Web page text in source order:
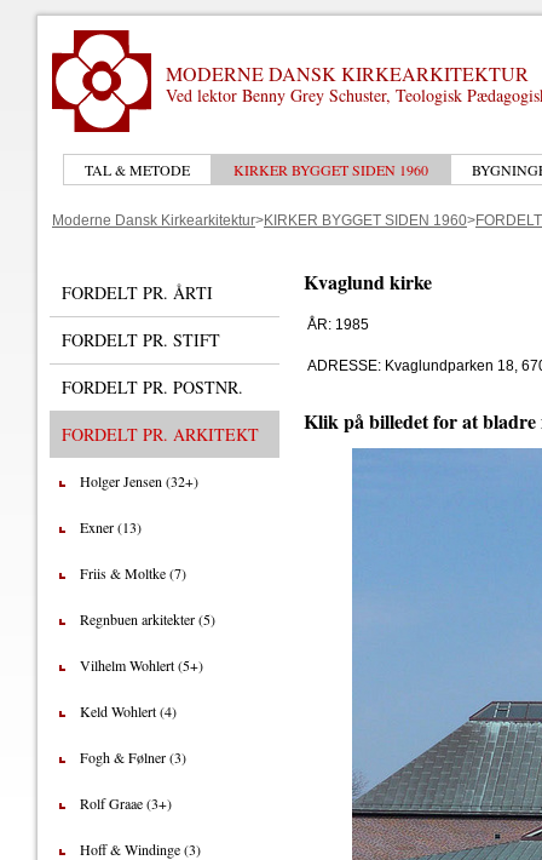
MODERNE DANSK KIRKEARKITEKTUR
Ved lektor Benny Grey Schuster, Teologisk
TAL & METODE KIRKER BYGGET SIDEN 1960
Moderne Dansk Kirkearkitektur>KIRKER BYGGET SIDEN 1960>
FORDELT PR. ÅRTI
FORDELT PR. STIFT
FORDELT PR. POSTNR.
FORDELT PR. ARKITEKT
Holger Jensen (32+)
Exner (13)
Friis & Moltke (7)
Regnbuen arkitekter (5)
Vilhelm Wohlert (5+)
Keld Wohlert (4)
Fogh & Følner (3)
Rolf Graae (3+)
Hoff & Windinge (3)
Kvaglund kirke
ÅR: 1985
ADRESSE: Kvaglundparken 18,
Klik på billedet for at bladre